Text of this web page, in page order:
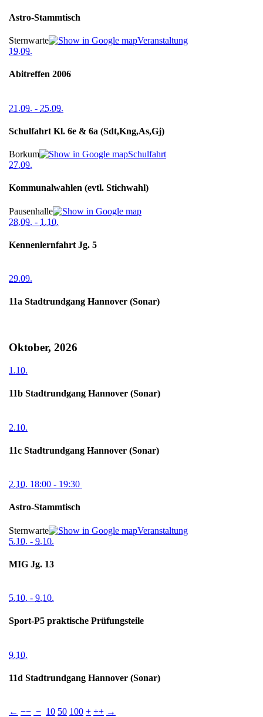
Astro-Stammtisch
Sternwarte
Veranstaltung
19.09.
Abitreffen 2006
21.09. - 25.09.
Schulfahrt Kl. 6e & 6a (Sdt,Kng,As,Gj)
Borkum
Schulfahrt
27.09.
Kommunalwahlen (evtl. Stichwahl)
Pausenhalle
28.09. - 1.10.
Kennenlernfahrt Jg. 5
29.09.
11a Stadtrundgang Hannover (Sonar)
Oktober, 2026
1.10.
11b Stadtrundgang Hannover (Sonar)
2.10.
11c Stadtrundgang Hannover (Sonar)
2.10. 18:00 - 19:30
Astro-Stammtisch
Sternwarte
Veranstaltung
5.10. - 9.10.
MIG Jg. 13
5.10. - 9.10.
Sport-P5 praktische Prüfungsteile
9.10.
11d Stadtrundgang Hannover (Sonar)
← −− − 10 50 100 + ++ →